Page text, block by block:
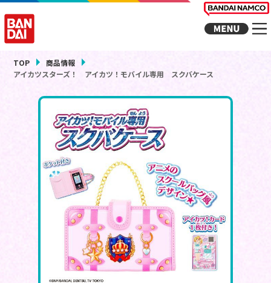
TOP
商品情報
アイカツスターズ！ アイカツ！モバイル専用 スクバケース